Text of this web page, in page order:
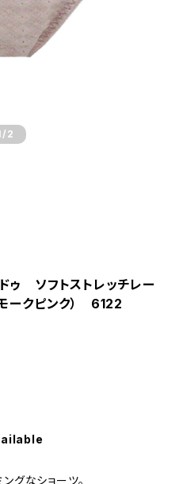
/2
ソフトストレッチレー
ークピンク） 6122
グなショーツ。